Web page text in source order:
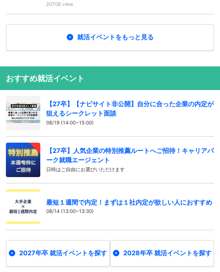
20706 view
就活イベントをもっと見る
おすすめ就活イベント
【27卒】【ナビサイト非公開】自分に合った企業の内定が
狙えるシークレット面談
08/19 (14:00~15:00)
【27卒】人気企業の特別推薦ルートへご招待！キャリアパ
ーク就職エージェント
日時はご自由にお選びいただけます
最短１週間で内定！まずは１社内定が欲しい人におすすめ
08/14 (13:00~13:30)
2027年卒 就活イベントを探す 2028年卒 就活イベントを探す